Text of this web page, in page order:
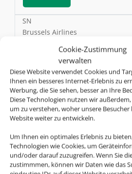
Cookie-Zustimmung
verwalten
Diese Website verwendet Cookies und
Ihnen ein besseres Internet-Erlebnis zu
Werbung, die Sie sehen, besser an Ihre
Diese Technologien nutzen wir
um zu verstehen, woher unsere
Website weiter zu entwickeln.
Um Ihnen ein optimales Erlebnis zu
Technologien wie Cookies, um
und/oder darauf zuzugreifen. Wenn Sie
zustimmmen, können wir Daten wie das
SN
Brussels Airlines
Online Check-In
Gepäck
BW
Caribbean Airlines